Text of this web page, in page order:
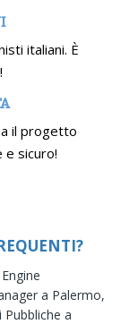
italiani. È
il progetto
e sicuro!
a Palermo,
Pubbliche a